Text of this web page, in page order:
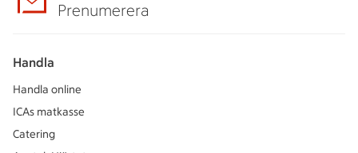
Prenumerera
Handla
Handla online
ICAs matkasse
Catering